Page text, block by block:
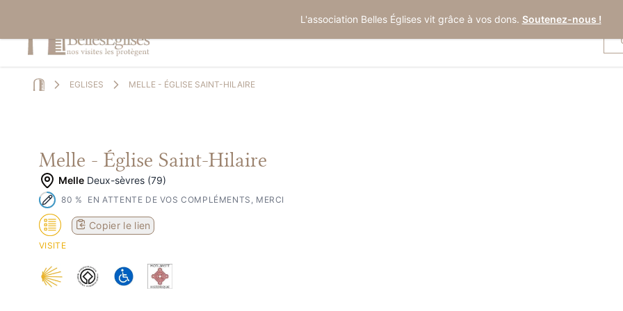
L'association Belles Églises vit grâce à vos dons. Soutenez-nous !
EGLISES MELLE - ÉGLISE SAINT-HILAIRE
Melle - Église Saint-Hilaire
Melle Deux-sèvres (79)
80 % EN ATTENTE DE VOS COMPLÉMENTS, MERCI
VISITE
Copier le lien